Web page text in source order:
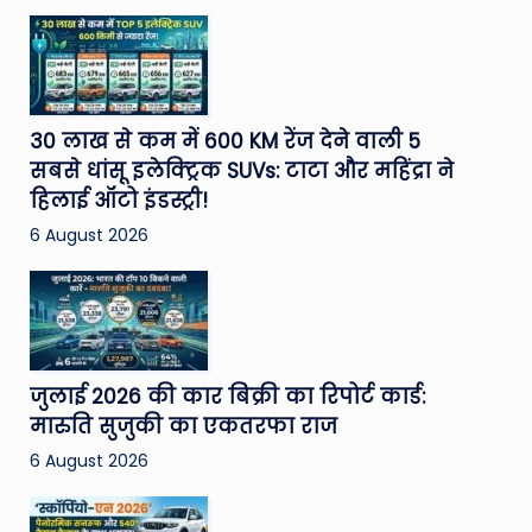
30 लाख से कम में 600 KM रेंज देने वाली 5
सबसे धांसू इलेक्ट्रिक SUVs: टाटा और महिंद्रा ने
हिलाई ऑटो इंडस्ट्री!
6 August 2026
जुलाई 2026 की कार बिक्री का रिपोर्ट कार्ड:
मारुति सुजुकी का एकतरफा राज
6 August 2026